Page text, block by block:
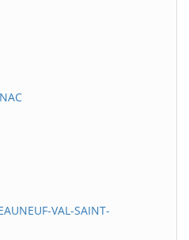
VAL-SAINT-